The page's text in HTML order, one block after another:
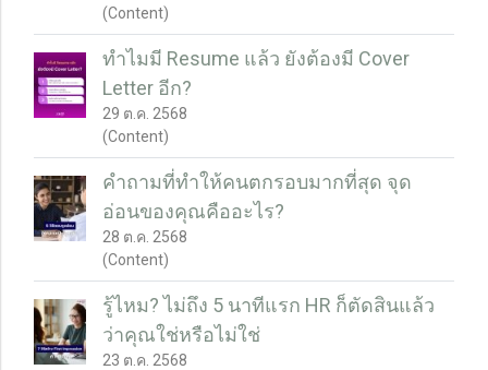
(Content)
ทำไมมี Resume แล้ว ยังต้องมี Cover
Letter อีก?
29 ต.ค. 2568
(Content)
คำถามที่ทำให้คนตกรอบมากที่สุด จุด
อ่อนของคุณคืออะไร?
28 ต.ค. 2568
(Content)
รู้ไหม? ไม่ถึง 5 นาทีแรก HR ก็ตัดสินแล้ว
ว่าคุณใช่หรือไม่ใช่
23 ต.ค. 2568